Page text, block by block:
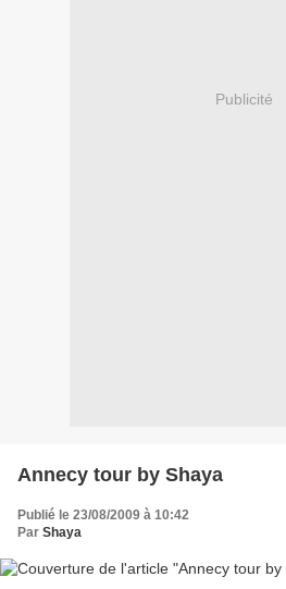
Publicité
Annecy tour by Shaya
Publié le 23/08/2009 à 10:42
Par Shaya